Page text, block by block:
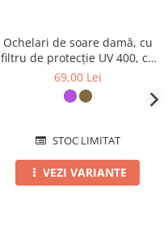
Ochelari de soare damă, cu
filtru de protecție UV 400, cu
toc cadou, OSD90
69,00 Lei
STOC LIMITAT
VEZI VARIANTE